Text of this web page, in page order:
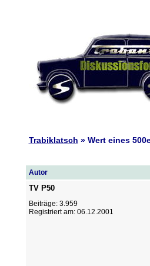
Trabiklatsch » Wert eines
Autor
TV P50
Beiträge: 3.959
Registriert am: 06.12.2001